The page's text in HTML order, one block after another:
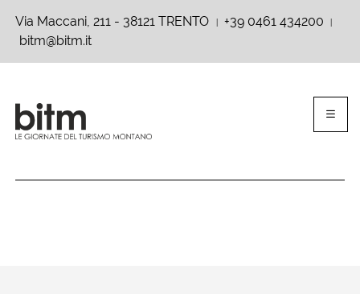
Via Maccani, 211 - 38121 TRENTO +39 0461 434200
bitm@bitm.it